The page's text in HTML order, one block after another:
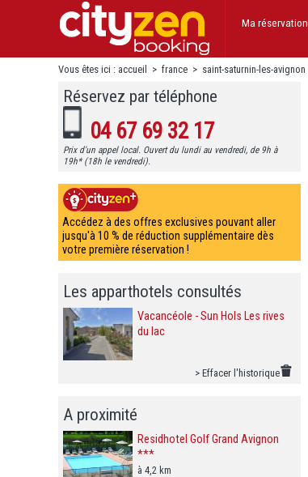
Ma réservation
Vous êtes ici : accueil > france > saint-saturnin-les-avignon
Réservez par téléphone
04 67 69 32 17
Prix d'un appel local. Ouvert du lundi au vendredi, de 9h à
19h* (18h le vendredi).
Accédez à des offres exclusives pouvant aller
jusqu'à 10 % de réduction supplémentaire dès
votre première réservation !
Les apparthotels consultés
Vacancéole - Sun Hols Les rives
du lac
> Effacer l'historique
A proximité
Residhotel Golf Grand Avignon
***
à 4,2 km